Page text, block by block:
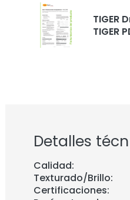
TIGER
TIGER
Detalles
Calidad:
Texturado/Brillo:
Certificaciones: